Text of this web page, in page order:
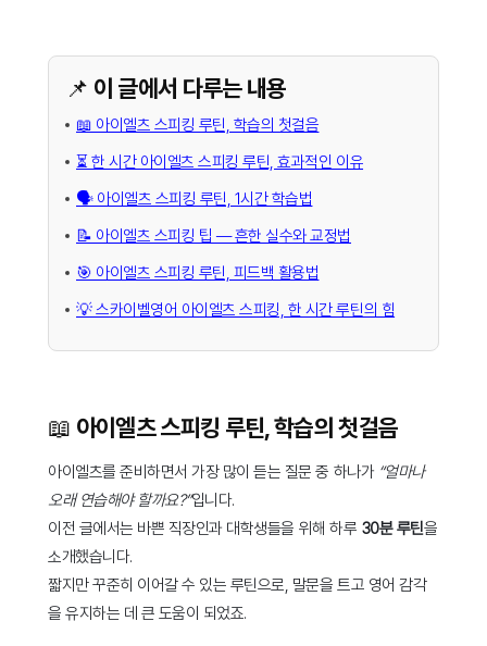
📌 이 글에서 다루는 내용
📖 아이엘츠 스피킹 루틴, 학습의 첫걸음
⏳ 한 시간 아이엘츠 스피킹 루틴, 효과적인 이유
🗣️ 아이엘츠 스피킹 루틴, 1시간 학습법
📝 아이엘츠 스피킹 팁 — 흔한 실수와 교정법
🎯 아이엘츠 스피킹 루틴, 피드백 활용법
💡 스카이벨영어 아이엘츠 스피킹, 한 시간 루틴의 힘
📖 아이엘츠 스피킹 루틴, 학습의 첫걸음
아이엘츠를 준비하면서 가장 많이 듣는 질문 중 하나가 “얼마나
오래 연습해야 할까요?”입니다.
이전 글에서는 바쁜 직장인과 대학생들을 위해 하루 30분 루틴을
소개했습니다.
짧지만 꾸준히 이어갈 수 있는 루틴으로, 말문을 트고 영어 감각
을 유지하는 데 큰 도움이 되었죠.